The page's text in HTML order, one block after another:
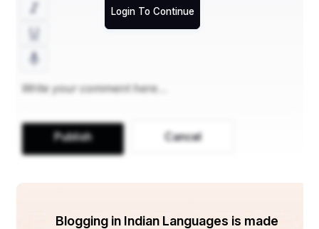
Login To Continue
Publish Cancel
Blogging in Indian Languages is made